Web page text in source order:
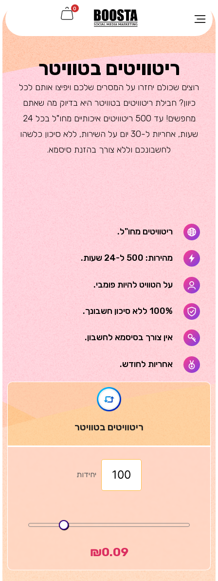
0
ריטוויטים בטוויטר
רוצים שכולם יחזרו על המסרים שלכם ויפיצו אותם לכל
כיוון? חבילת ריטוויטים בטוויטר היא בדיוק מה שאתם
מחפשים! עד 500 ריטוויטים איכותיים מחו"ל בכל 24
שעות, אחריות ל-30 יום על השירות, ללא סיכון כלשהו
לחשבונכם וללא צורך בהזנת סיסמא.
ריטוויטים מחו"ל.
מהירות: 500 ל-24 שעות.
על הטוויט להיות פומבי.
100% ללא סיכון חשבונך.
אין צורך בסיסמא לחשבון.
אחריות לחודש.
ריטוויטים בטוויטר
יחידות
₪0.09